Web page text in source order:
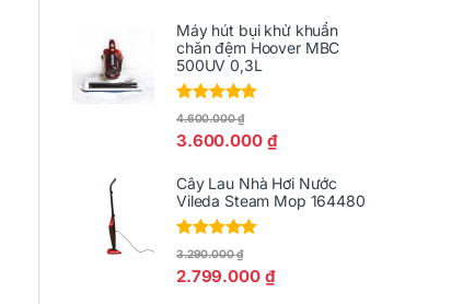
Máy hút bụi khử khuẩn
chăn đệm Hoover MBC
500UV 0,3L
Được xếp
5
sao
3.600.000 ₫
4.600.000₫
Cây Lau Nhà Hơi Nước
Vileda Steam Mop 164480
Được xếp
5
sao
2.799.000 ₫
3.290.000₫